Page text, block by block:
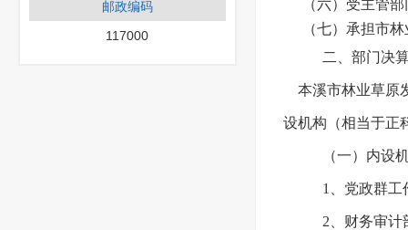
邮政编码
117000
（六）受主管
（七）承担市
二、部门决
本溪市林业草原
设机构（相当于正
（一）内设
1、党政群工
2、财务审计